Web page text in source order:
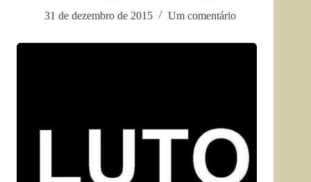
31 de dezembro de 2015
Um comentário